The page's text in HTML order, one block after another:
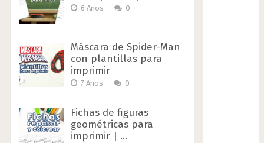
6 Años 0
Máscara de Spider-Man
con plantillas para
imprimir
7 Años 0
Fichas de figuras
geométricas para
imprimir | …